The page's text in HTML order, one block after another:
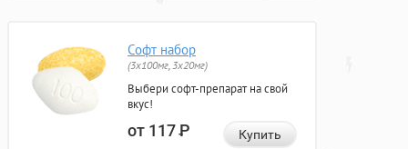
Софт набор
(3x100мг, 3x20мг)
Выбери софт-препарат на свой
вкус!
от 117Р Купить